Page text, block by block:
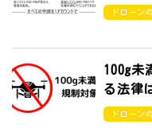
ドローン
100g未
る法律
ドローン